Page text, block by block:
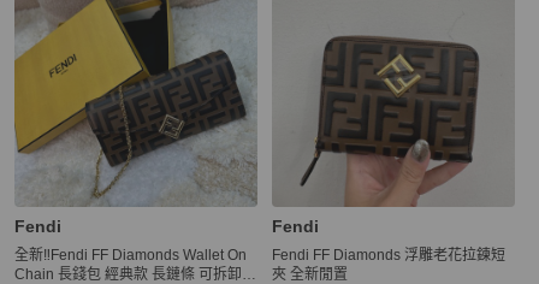
Fendi
全新‼️Fendi FF Diamonds Wallet On
Chain 長錢包 經典款 長鏈條 可拆卸 8
Fendi
Fendi FF Diamonds 浮雕老花拉鍊短
夾 全新閒置